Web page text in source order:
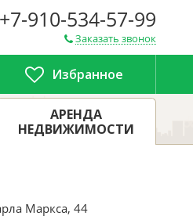
+7-910-534-57-99
Заказать звонок
Избранное
АРЕНДА
НЕДВИЖИМОСТИ
Маркса, 44